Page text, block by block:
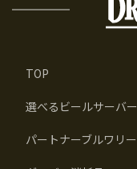
TOP
選べるビールサーバー
パートナーブルワリー